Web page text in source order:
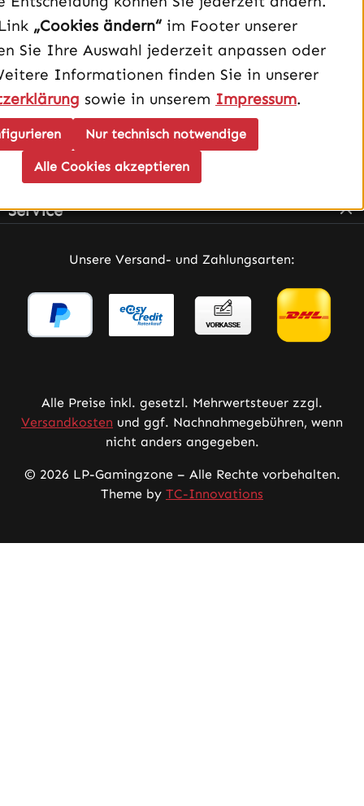
Schau auf Instagram vorbei – öffnet in neuem Tab
Sieh dir unsere TikTok-Videos an – öffnet in neuem
Sieh dir unsere Videos auf YouTube an – öffnet
Infos
Service
Unsere Versand- und Zahlungsarten:
Alle Preise inkl. gesetzl. Mehrwertsteuer zzgl.
Versandkosten und ggf. Nachnahmegebühren, wenn
nicht anders angegeben.
© 2026 LP-Gamingzone – Alle Rechte vorbehalten.
Theme by TC-Innovations
„Cookies ändern“im Footer unserer
Sie Ihre Auswahl jederzeit anpassen oder
Informationen finden Sie in unserer
sowie in unserem Impressum.
Nur technisch notwendige
Alle Cookies akzeptieren